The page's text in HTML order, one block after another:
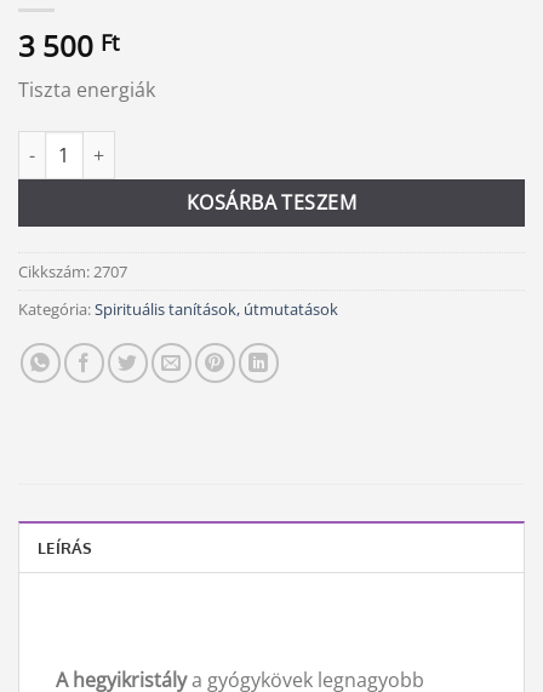
3 500 Ft
Tiszta energiák
Hegyikristály karköto mennyiség
KOSÁRBA TESZEM
Alternative:
Cikkszám:2707
Kategória:Spirituális tanítások, útmutatások
LEÍRÁS
A hegyikristálya gyógykövek legnagyobb